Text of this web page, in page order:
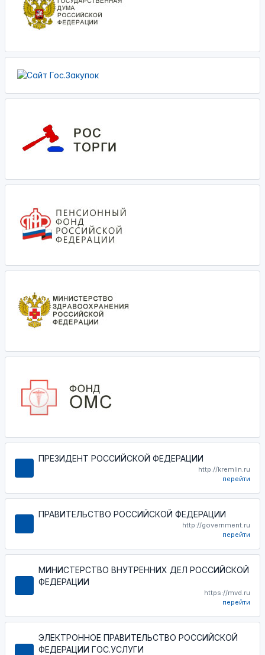
ПРЕЗИДЕНТ РОССИЙСКОЙ ФЕДЕРАЦИИ
http://kremlin.ru
перейти
ПРАВИТЕЛЬСТВО РОССИЙСКОЙ ФЕДЕРАЦИИ
http://government.ru
перейти
МИНИСТЕРСТВО ВНУТРЕННИХ ДЕЛ РОССИЙСКОЙ
ФЕДЕРАЦИИ
https://mvd.ru
перейти
ЭЛЕКТРОННОЕ ПРАВИТЕЛЬСТВО РОССИЙСКОЙ
ФЕДЕРАЦИИ ГОС.УСЛУГИ